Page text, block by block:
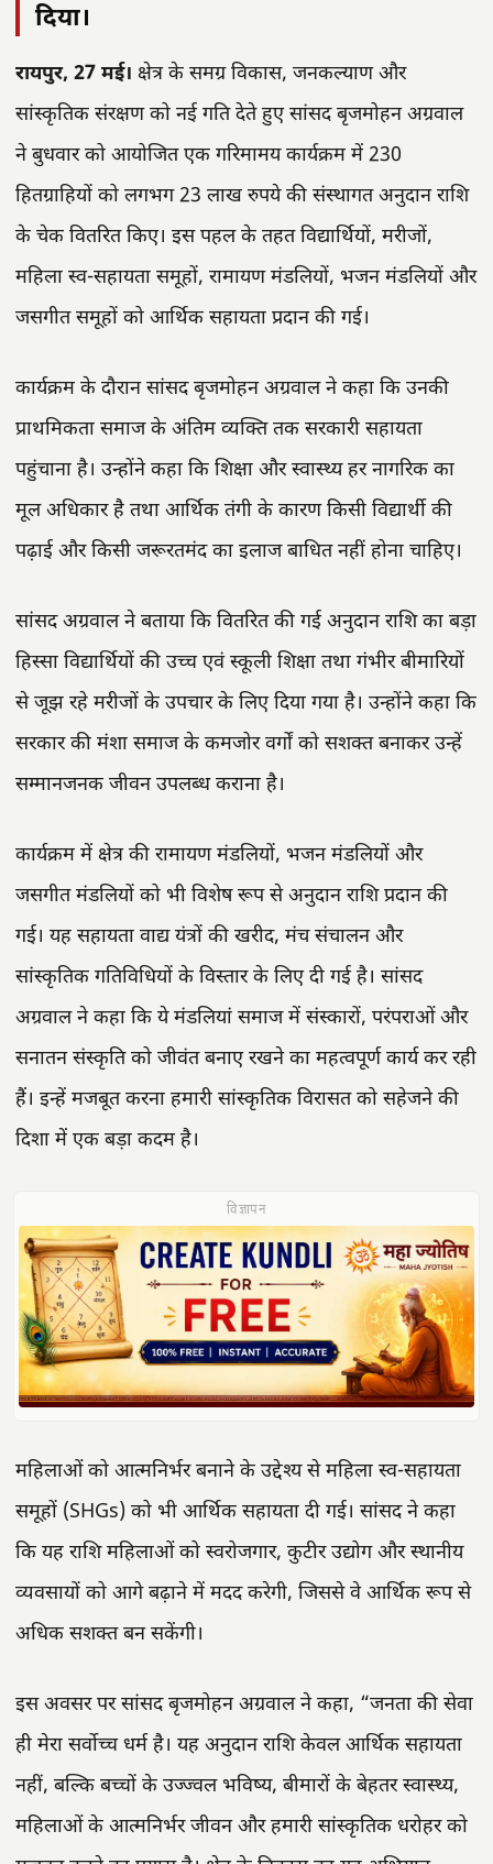
दिया।
रायपुर, 27 मई। क्षेत्र के समग्र विकास, जनकल्याण और
सांस्कृतिक संरक्षण को नई गति देते हुए सांसद बृजमोहन अग्रवाल
ने बुधवार को आयोजित एक गरिमामय कार्यक्रम में 230
हितग्राहियों को लगभग 23 लाख रुपये की संस्थागत अनुदान राशि
के चेक वितरित किए। इस पहल के तहत विद्यार्थियों, मरीजों,
महिला स्व-सहायता समूहों, रामायण मंडलियों, भजन मंडलियों और
जसगीत समूहों को आर्थिक सहायता प्रदान की गई।
कार्यक्रम के दौरान सांसद बृजमोहन अग्रवाल ने कहा कि उनकी
प्राथमिकता समाज के अंतिम व्यक्ति तक सरकारी सहायता
पहुंचाना है। उन्होंने कहा कि शिक्षा और स्वास्थ्य हर नागरिक का
मूल अधिकार है तथा आर्थिक तंगी के कारण किसी विद्यार्थी की
पढ़ाई और किसी जरूरतमंद का इलाज बाधित नहीं होना चाहिए।
सांसद अग्रवाल ने बताया कि वितरित की गई अनुदान राशि का बड़ा
हिस्सा विद्यार्थियों की उच्च एवं स्कूली शिक्षा तथा गंभीर बीमारियों
से जूझ रहे मरीजों के उपचार के लिए दिया गया है। उन्होंने कहा कि
सरकार की मंशा समाज के कमजोर वर्गों को सशक्त बनाकर उन्हें
सम्मानजनक जीवन उपलब्ध कराना है।
कार्यक्रम में क्षेत्र की रामायण मंडलियों, भजन मंडलियों और
जसगीत मंडलियों को भी विशेष रूप से अनुदान राशि प्रदान की
गई। यह सहायता वाद्य यंत्रों की खरीद, मंच संचालन और
सांस्कृतिक गतिविधियों के विस्तार के लिए दी गई है। सांसद
अग्रवाल ने कहा कि ये मंडलियां समाज में संस्कारों, परंपराओं और
सनातन संस्कृति को जीवंत बनाए रखने का महत्वपूर्ण कार्य कर रही
हैं। इन्हें मजबूत करना हमारी सांस्कृतिक विरासत को सहेजने की
दिशा में एक बड़ा कदम है।
विज्ञापन
महिलाओं को आत्मनिर्भर बनाने के उद्देश्य से महिला स्व-सहायता
समूहों (SHGs) को भी आर्थिक सहायता दी गई। सांसद ने कहा
कि यह राशि महिलाओं को स्वरोजगार, कुटीर उद्योग और स्थानीय
व्यवसायों को आगे बढ़ाने में मदद करेगी, जिससे वे आर्थिक रूप से
अधिक सशक्त बन सकेंगी।
इस अवसर पर सांसद बृजमोहन अग्रवाल ने कहा, “जनता की सेवा
ही मेरा सर्वोच्च धर्म है। यह अनुदान राशि केवल आर्थिक सहायता
नहीं, बल्कि बच्चों के उज्ज्वल भविष्य, बीमारों के बेहतर स्वास्थ्य,
महिलाओं के आत्मनिर्भर जीवन और हमारी सांस्कृतिक धरोहर को